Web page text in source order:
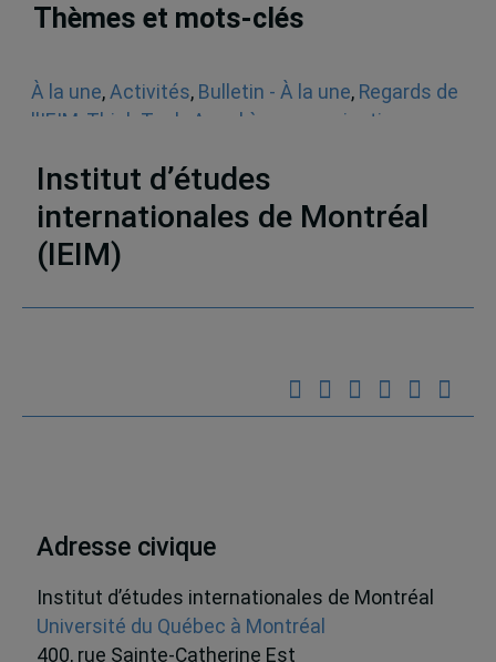
Thèmes et mots-clés
À la une, Activités, Bulletin - À la une, Regards de
l'IEIM Think Tank Appel à communications
Institut d’études
internationales de Montréal
(IEIM)
Adresse civique
Institut d’études internationales de Montréal
Université du Québec à Montréal
400, rue Sainte-Catherine Est